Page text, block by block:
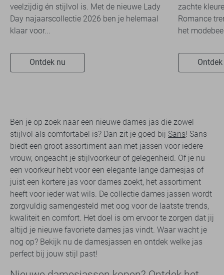
veelzijdig én stijlvol is. Met de nieuwe Lady
Day najaarscollectie 2026 ben je helemaal
klaar voor...
Ontdek nu
zachte
Romance
het
Ben je op zoek naar een nieuwe dames jas die zowel
stijlvol als comfortabel is? Dan zit je goed bij Sans! Sans
biedt een groot assortiment aan met jassen voor iedere
vrouw, ongeacht je stijlvoorkeur of gelegenheid. Of je nu
een voorkeur hebt voor een elegante lange damesjas of
juist een kortere jas voor dames zoekt, het assortiment
heeft voor ieder wat wils. De collectie dames jassen wordt
zorgvuldig samengesteld met oog voor de laatste trends,
kwaliteit en comfort. Het doel is om ervoor te zorgen dat jij
altijd je nieuwe favoriete dames jas vindt. Waar wacht je
nog op? Bekijk nu de damesjassen en ontdek welke jas
perfect bij jouw stijl past!